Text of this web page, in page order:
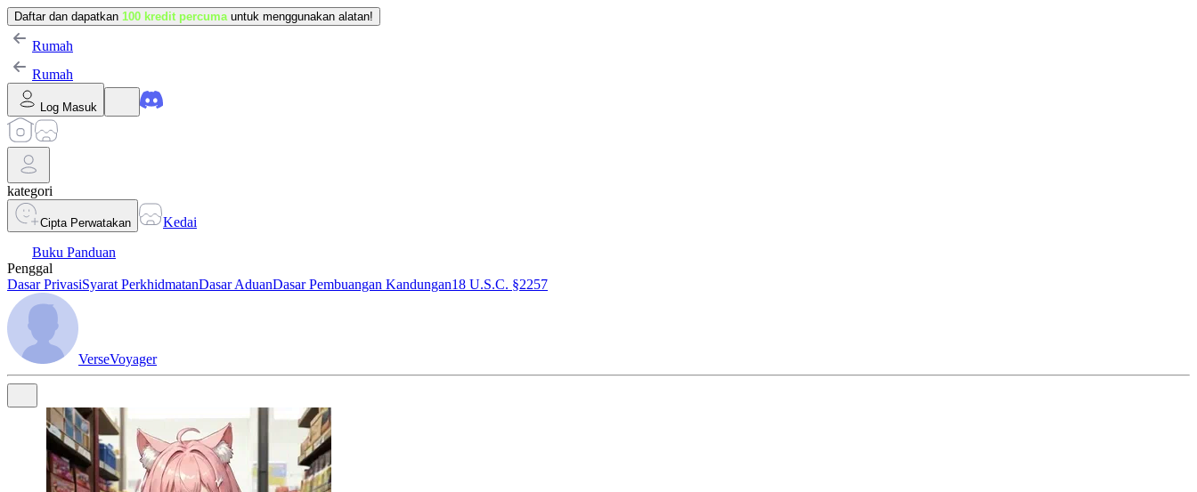
Daftar dan dapatkan 100 kredit percuma untuk menggunakan alatan!
Rumah
Rumah
Log Masuk
kategori
Cipta Perwatakan
Kedai
Buku Panduan
Penggal
Dasar PrivasiSyarat PerkhidmatanDasar AduanDasar Pembuangan Kandungan18 U.S.C. §2257
VerseVoyager